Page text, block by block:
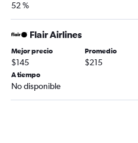
52 %
Flair Airlines
Mejor precio
$145
Promedio
$215
A tiempo
No disponible